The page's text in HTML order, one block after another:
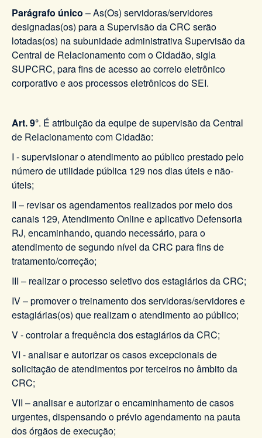
Parágrafo único – As(Os) servidoras/servidores
designadas(os) para a Supervisão da CRC serão
lotadas(os) na subunidade administrativa Supervisão da
Central de Relacionamento com o Cidadão, sigla
SUPCRC, para fins de acesso ao correio eletrônico
corporativo e aos processos eletrônicos do SEI.
Art. 9°. É atribuição da equipe de supervisão da Central
de Relacionamento com Cidadão:
I - supervisionar o atendimento ao público prestado pelo
número de utilidade pública 129 nos dias úteis e não-
úteis;
II – revisar os agendamentos realizados por meio dos
canais 129, Atendimento Online e aplicativo Defensoria
RJ, encaminhando, quando necessário, para o
atendimento de segundo nível da CRC para fins de
tratamento/correção;
III – realizar o processo seletivo dos estagiários da CRC;
IV – promover o treinamento dos servidoras/servidores e
estagiárias(os) que realizam o atendimento ao público;
V - controlar a frequência dos estagiários da CRC;
VI - analisar e autorizar os casos excepcionais de
solicitação de atendimentos por terceiros no âmbito da
CRC;
VII – analisar e autorizar o encaminhamento de casos
urgentes, dispensando o prévio agendamento na pauta
dos órgãos de execução;